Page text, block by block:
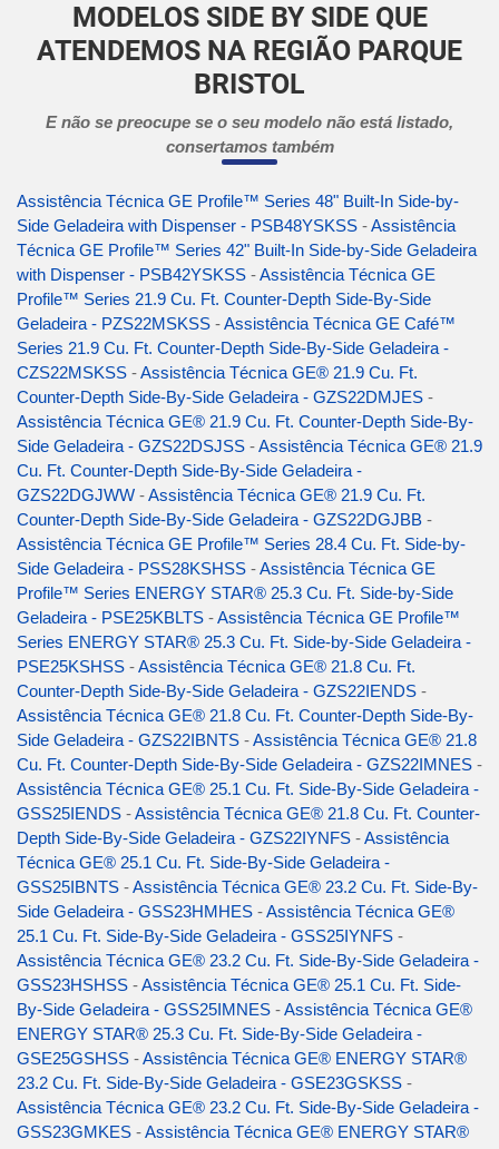
MODELOS SIDE BY SIDE QUE
ATENDEMOS NA REGIÃO PARQUE
BRISTOL
E não se preocupe se o seu modelo não está listado,
consertamos também
Assistência Técnica GE Profile™ Series 48" Built-In Side-by-
Side Geladeira with Dispenser - PSB48YSKSS -Assistência
Técnica GE Profile™ Series 42" Built-In Side-by-Side Geladeira
with Dispenser - PSB42YSKSS -Assistência Técnica GE
Profile™ Series 21.9 Cu. Ft. Counter-Depth Side-By-Side
Geladeira - PZS22MSKSS -Assistência Técnica GE Café™
Series 21.9 Cu. Ft. Counter-Depth Side-By-Side Geladeira -
CZS22MSKSS -Assistência Técnica GE® 21.9 Cu. Ft.
Counter-Depth Side-By-Side Geladeira - GZS22DMJES -
Assistência Técnica GE® 21.9 Cu. Ft. Counter-Depth Side-By-
Side Geladeira - GZS22DSJSS -Assistência Técnica GE® 21.9
Cu. Ft. Counter-Depth Side-By-Side Geladeira -
GZS22DGJWW -Assistência Técnica GE® 21.9 Cu. Ft.
Counter-Depth Side-By-Side Geladeira - GZS22DGJBB -
Assistência Técnica GE Profile™ Series 28.4 Cu. Ft. Side-by-
Side Geladeira - PSS28KSHSS -Assistência Técnica GE
Profile™ Series ENERGY STAR® 25.3 Cu. Ft. Side-by-Side
Geladeira - PSE25KBLTS -Assistência Técnica GE Profile™
Series ENERGY STAR® 25.3 Cu. Ft. Side-by-Side Geladeira -
PSE25KSHSS -Assistência Técnica GE® 21.8 Cu. Ft.
Counter-Depth Side-By-Side Geladeira - GZS22IENDS -
Assistência Técnica GE® 21.8 Cu. Ft. Counter-Depth Side-By-
Side Geladeira - GZS22IBNTS -Assistência Técnica GE® 21.8
Cu. Ft. Counter-Depth Side-By-Side Geladeira - GZS22IMNES -
Assistência Técnica GE® 25.1 Cu. Ft. Side-By-Side Geladeira -
GSS25IENDS -Assistência Técnica GE® 21.8 Cu. Ft. Counter-
Depth Side-By-Side Geladeira - GZS22IYNFS -Assistência
Técnica GE® 25.1 Cu. Ft. Side-By-Side Geladeira -
GSS25IBNTS -Assistência Técnica GE® 23.2 Cu. Ft. Side-By-
Side Geladeira - GSS23HMHES -Assistência Técnica GE®
25.1 Cu. Ft. Side-By-Side Geladeira - GSS25IYNFS -
Assistência Técnica GE® 23.2 Cu. Ft. Side-By-Side Geladeira -
GSS23HSHSS -Assistência Técnica GE® 25.1 Cu. Ft. Side-
By-Side Geladeira - GSS25IMNES -Assistência Técnica GE®
ENERGY STAR® 25.3 Cu. Ft. Side-By-Side Geladeira -
GSE25GSHSS -Assistência Técnica GE® ENERGY STAR®
23.2 Cu. Ft. Side-By-Side Geladeira - GSE23GSKSS -
Assistência Técnica GE® 23.2 Cu. Ft. Side-By-Side Geladeira -
GSS23GMKES -Assistência Técnica GE® ENERGY STAR®